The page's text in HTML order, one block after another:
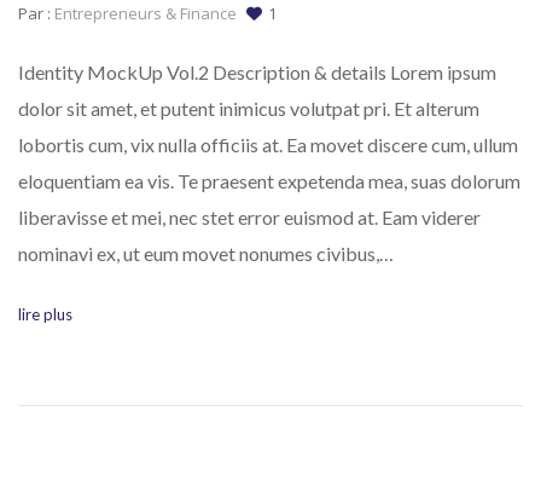
Par : Entrepreneurs & Finance 1
Identity MockUp Vol.2 Description & details Lorem ipsum
dolor sit amet, et putent inimicus volutpat pri. Et alterum
lobortis cum, vix nulla officiis at. Ea movet discere cum, ullum
eloquentiam ea vis. Te praesent expetenda mea, suas dolorum
liberavisse et mei, nec stet error euismod at. Eam viderer
nominavi ex, ut eum movet nonumes civibus,…
lire plus